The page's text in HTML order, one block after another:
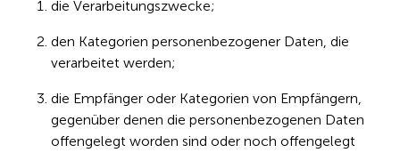
die Verarbeitungszwecke;
den Kategorien personenbezogener Daten, die
verarbeitet werden;
die Empfänger oder Kategorien von Empfängern,
gegenüber denen die personenbezogenen Daten
offengelegt worden sind oder noch offengelegt